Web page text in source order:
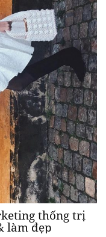
thống trị
làm đẹp